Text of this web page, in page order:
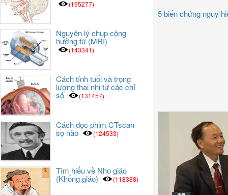
5 biến chứng nguy
(195277)
Nguyên lý chụp cộng
hưởng từ (MRI)
(143341)
Cách tính tuổi và trọng
lượng thai nhi từ các chỉ
số (131457)
Cách đọc phim CTscan
sọ não (124533)
Tìm hiểu về Nho giáo
(Khổng giáo) (118388)